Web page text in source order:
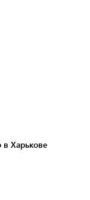
в Харькове